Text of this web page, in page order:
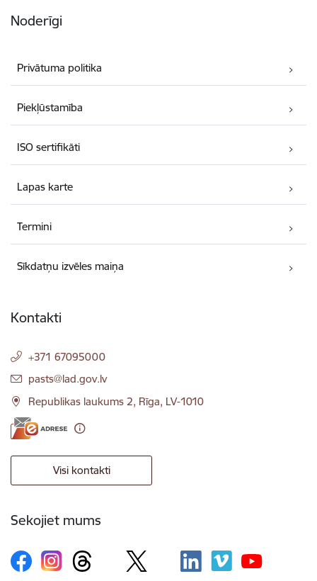
Noderīgi
Privātuma politika
Piekļūstamība
ISO sertifikāti
Lapas karte
Termini
Sīkdatņu izvēles maiņa
Kontakti
+371 67095000
E-pasts:
pasts@lad.gov.lv
Republikas laukums 2, Rīga, LV-1010
Visi kontakti
Sekojiet mums